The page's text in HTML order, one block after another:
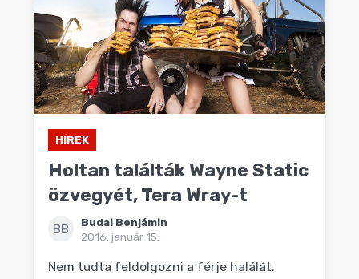
HÍREK
Holtan találták Wayne Static
özvegyét, Tera Wray-t
BB
Budai Benjámin
2016. január 15.
Nem tudta feldolgozni a férje halálát.